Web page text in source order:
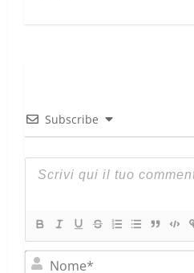
Subscribe